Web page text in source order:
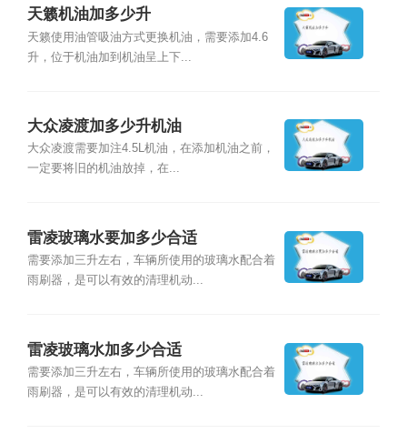
天籁机油加多少升
天籁使用油管吸油方式更换机油，需要添加4.6
升，位于机油加到机油呈上下...
大众凌渡加多少升机油
大众凌渡需要加注4.5L机油，在添加机油之前，
一定要将旧的机油放掉，在...
雷凌玻璃水要加多少合适
需要添加三升左右，车辆所使用的玻璃水配合着
雨刷器，是可以有效的清理机动...
雷凌玻璃水加多少合适
需要添加三升左右，车辆所使用的玻璃水配合着
雨刷器，是可以有效的清理机动...